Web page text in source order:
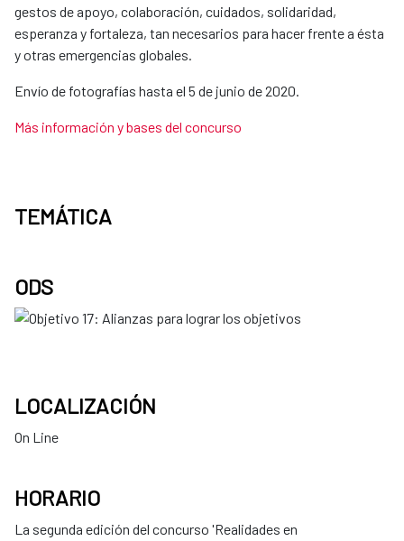
gestos de apoyo, colaboración, cuidados, solidaridad,
esperanza y fortaleza, tan necesarios para hacer frente a ésta
y otras emergencias globales.
Envío de fotografías hasta el 5 de junio de 2020.
Más información y bases del concurso​
TEMÁTICA
ODS
LOCALIZACIÓN
On Line
HORARIO
La segunda edición del concurso 'Realidades en